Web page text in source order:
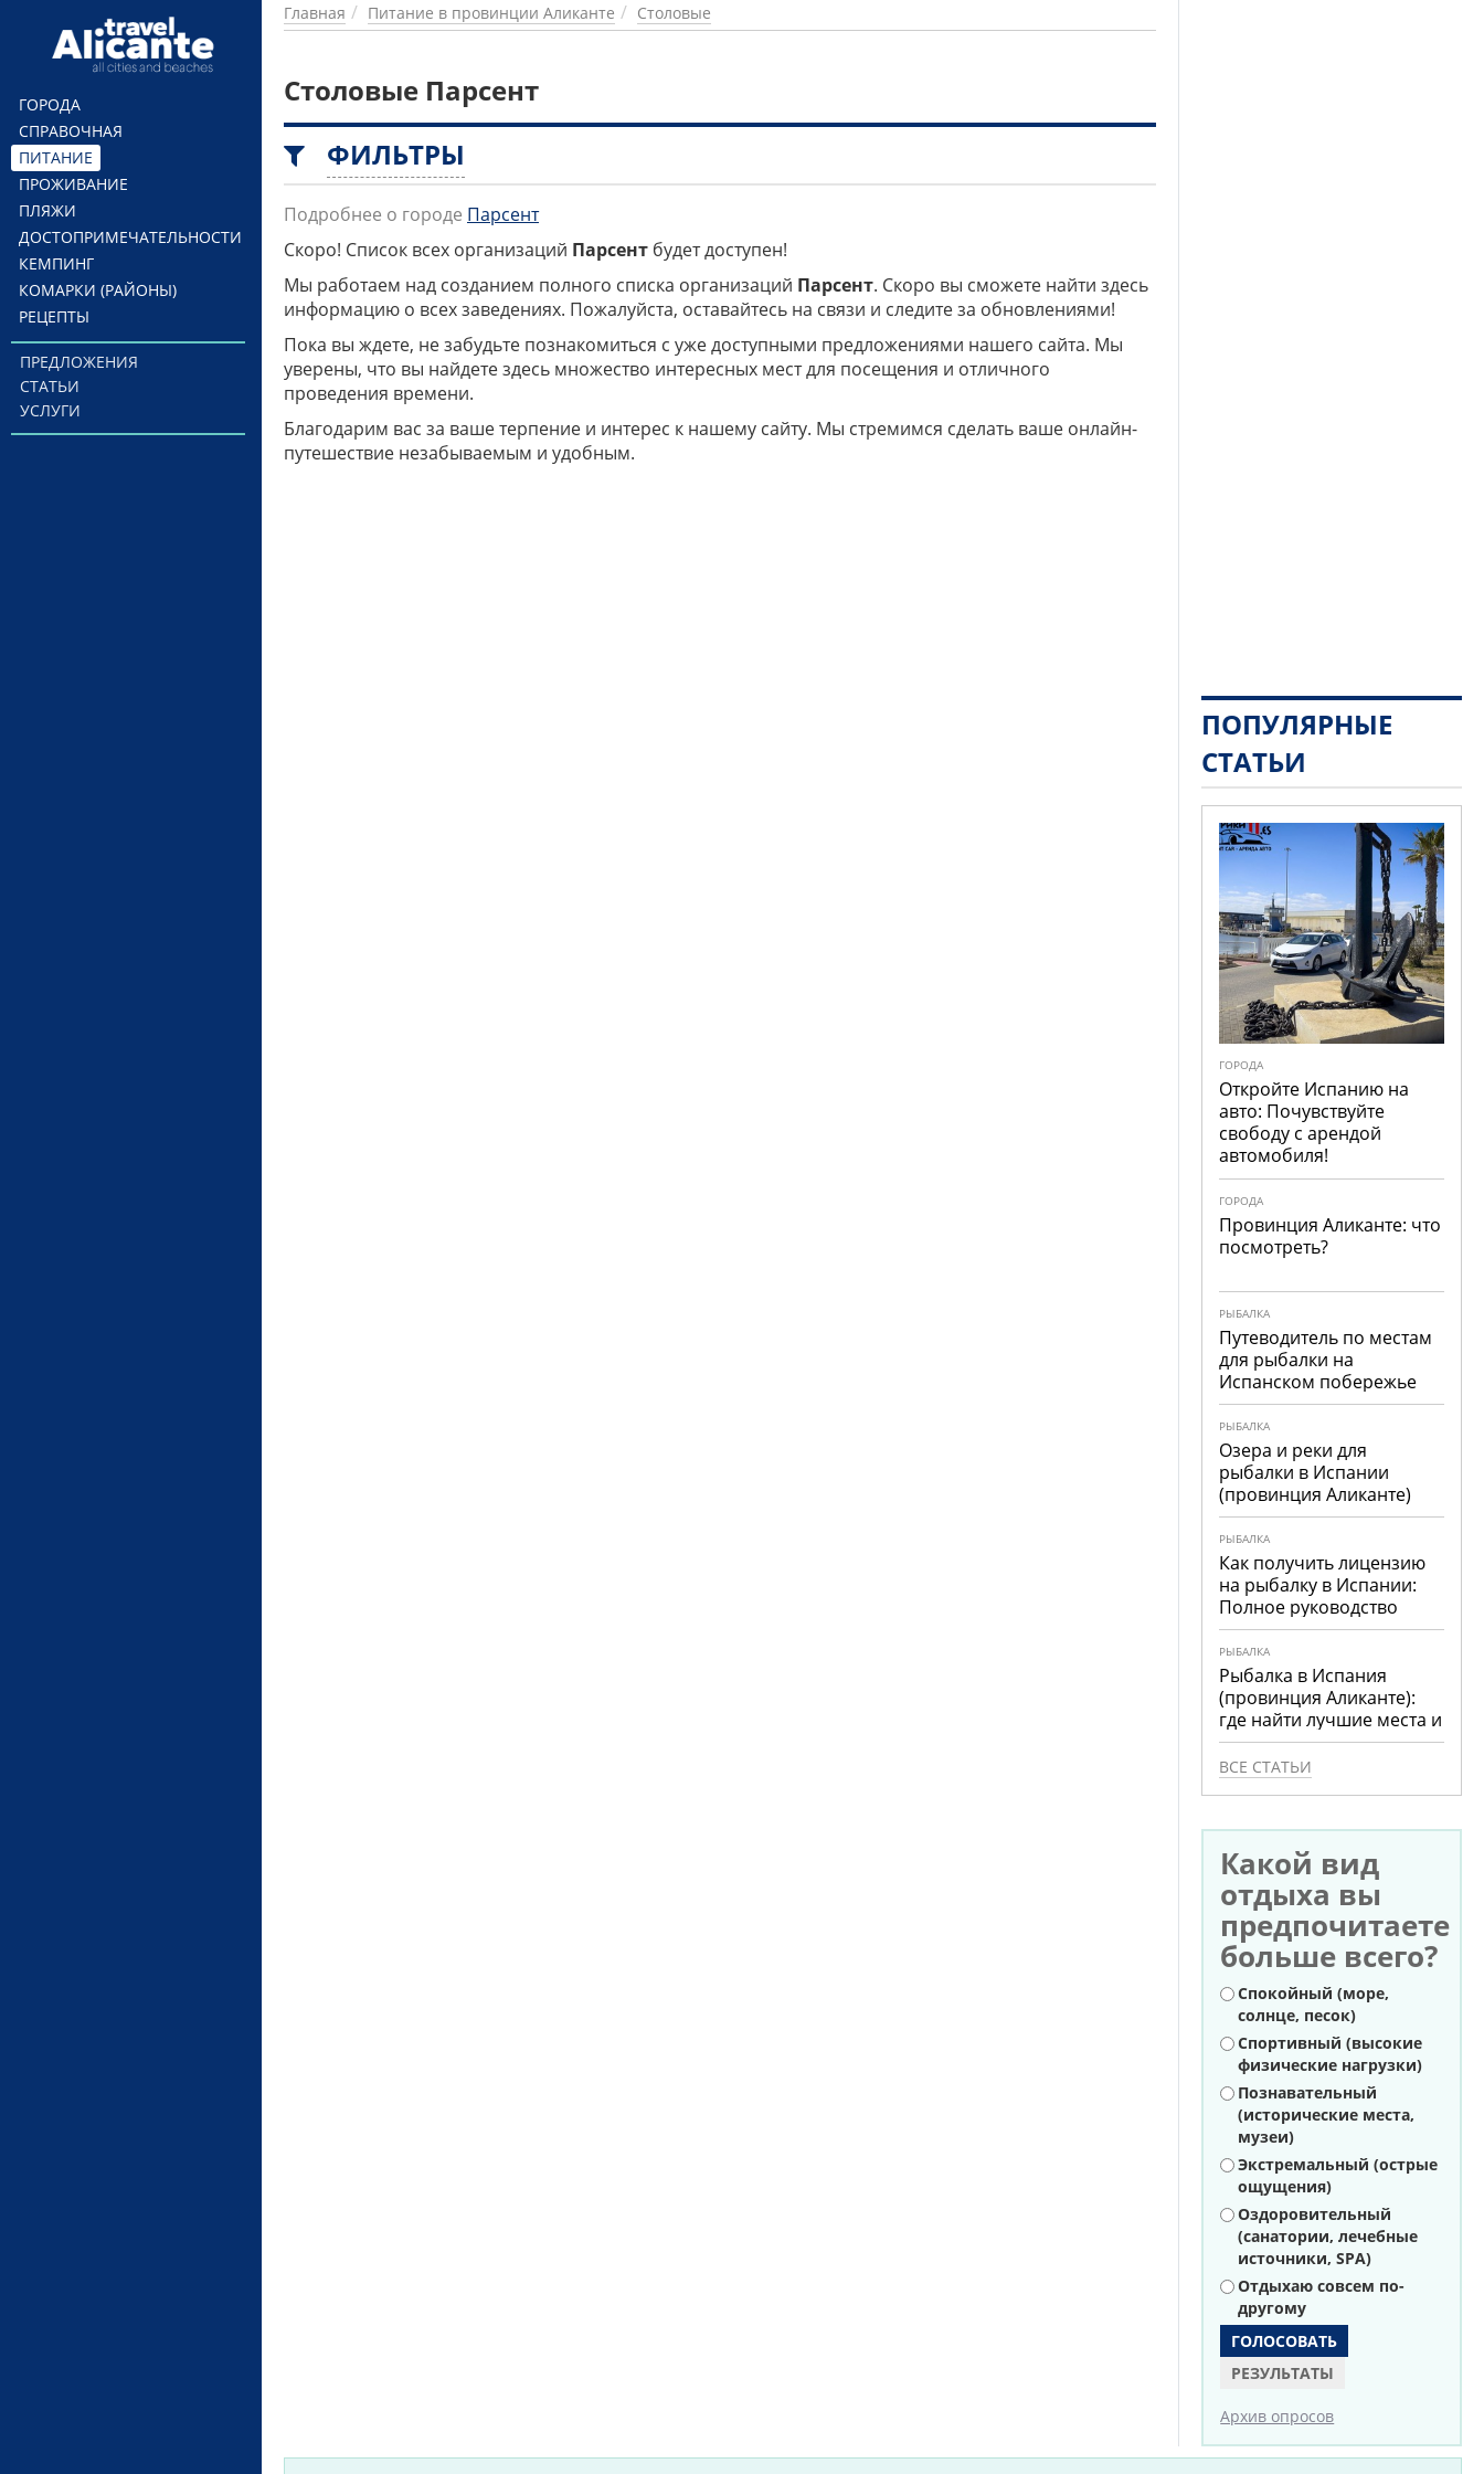
Перейти к основному содержанию
ГОРОДА
СПРАВОЧНАЯ
ПИТАНИЕ
ПРОЖИВАНИЕ
ПЛЯЖИ
ДОСТОПРИМЕЧАТЕЛЬНОСТИ
КЕМПИНГ
КОМАРКИ (РАЙОНЫ)
РЕЦЕПТЫ
ПРЕДЛОЖЕНИЯ
СТАТЬИ
УСЛУГИ
Главная Питание в провинции Аликанте Столовые
Столовые Парсент
ФИЛЬТРЫ
Подробнее о городе Парсент
Скоро! Список всех организаций Парсент будет доступен!
Мы работаем над созданием полного списка организаций Парсент. Скоро вы сможете найти здесь
информацию о всех заведениях. Пожалуйста, оставайтесь на связи и следите за обновлениями!
Пока вы ждете, не забудьте познакомиться с уже доступными предложениями нашего сайта. Мы
уверены, что вы найдете здесь множество интересных мест для посещения и отличного
проведения времени.
Благодарим вас за ваше терпение и интерес к нашему сайту. Мы стремимся сделать ваше онлайн-
путешествие незабываемым и удобным.
ПОПУЛЯРНЫЕ
СТАТЬИ
ГОРОДА
Откройте Испанию на
авто: Почувствуйте
свободу с арендой
автомобиля!
ГОРОДА
Провинция Аликанте: что
посмотреть?
РЫБАЛКА
Путеводитель по местам
для рыбалки на
Испанском побережье
РЫБАЛКА
Озера и реки для
рыбалки в Испании
(провинция Аликанте)
РЫБАЛКА
Как получить лицензию
на рыбалку в Испании:
Полное руководство
РЫБАЛКА
Рыбалка в Испания
(провинция Аликанте):
где найти лучшие места и
что ловить
ВСЕ СТАТЬИ
Какой вид
отдыха вы
предпочитаете
больше всего?
Варианты
Спокойный (море,
солнце, песок)
Спортивный (высокие
физические нагрузки)
Познавательный
(исторические места,
музеи)
Экстремальный (острые
ощущения)
Оздоровительный
(санатории, лечебные
источники, SPA)
Отдыхаю совсем по-
другому
РЕЗУЛЬТАТЫ
Архив опросов